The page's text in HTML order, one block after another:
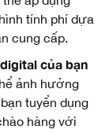
tính phí dựa
cung cấp.
của bạn
ảnh hưởng
tuyển dụng
hàng với